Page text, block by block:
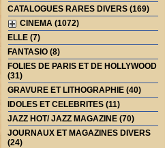
CATALOGUES RARES DIVERS (169)
CINEMA (1072)
ELLE (7)
FANTASIO (8)
FOLIES DE PARIS ET DE HOLLYWOOD
(31)
GRAVURE ET LITHOGRAPHIE (40)
IDOLES ET CELEBRITES (11)
JAZZ HOT/ JAZZ MAGAZINE (70)
JOURNAUX ET MAGAZINES DIVERS
(24)